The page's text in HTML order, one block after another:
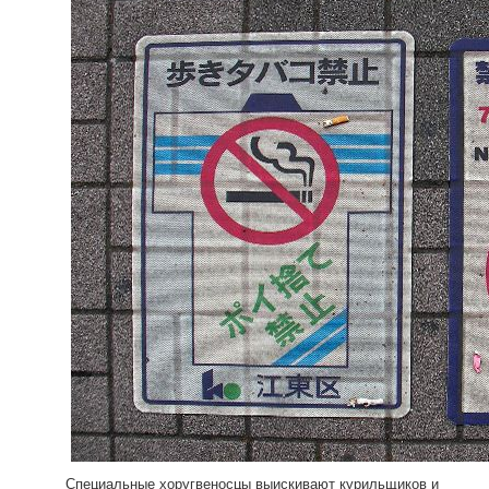
Специальные хоругвеносцы выискивают курильщиков и